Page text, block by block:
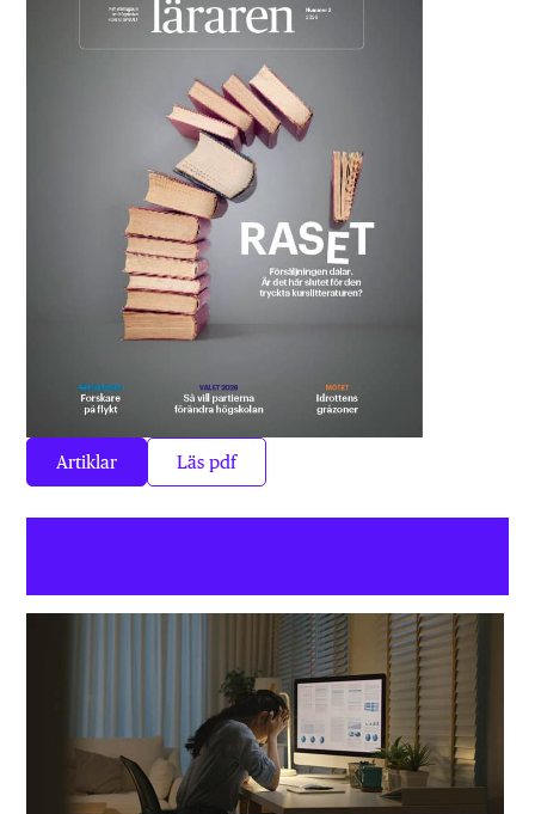
Artiklar Läs pdf